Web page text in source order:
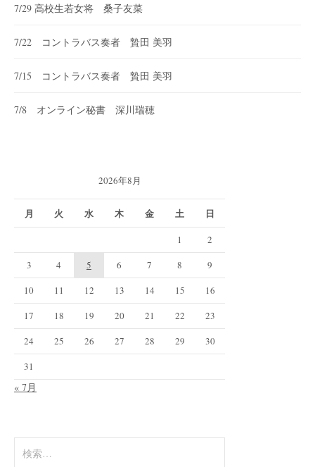
7/29 高校生若女将 桑子友菜
7/22 コントラバス奏者 贄田 美羽
7/15 コントラバス奏者 贄田 美羽
7/8 オンライン秘書 深川瑞穂
2026年8月
月 火 水 木 金 土 日
1
2
3
4 5 6 7 8
9
10
11 12 13 14 15
16
17
18 19 20 21 22
23
24
25 26 27 28 29
30
31
« 7月
索: